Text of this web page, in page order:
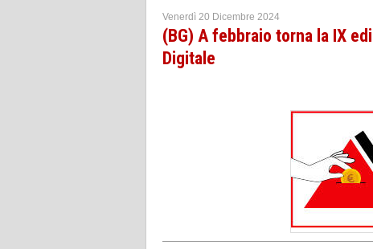
Venerdì 20 Dicembre 2024
(BG) A febbraio torna la IX
Digitale